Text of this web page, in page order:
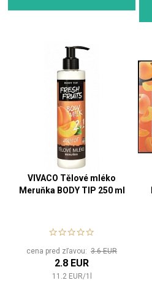
VIVACO Tělové mléko
Meruňka BODY TIP 250 ml
cena pred zľavou: 3.6 EUR
2.8 EUR
11.2 EUR/1